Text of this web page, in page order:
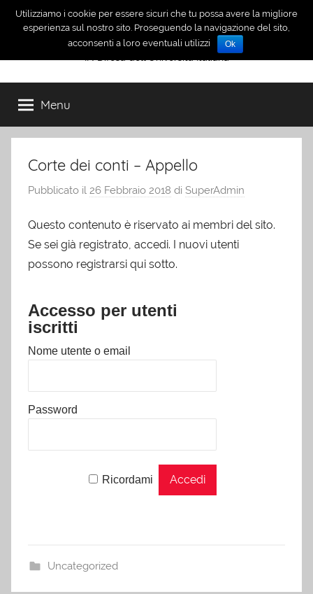
Salta
INDUI
Menu
Corte dei conti – Appello
Pubblicato il 26 Febbraio 2018 di SuperAdmin
Questo contenuto è riservato ai membri del sito.
Se sei già registrato, accedi. I nuovi utenti
possono registrarsi qui sotto.
Accesso per utenti
iscritti
Nome utente o email
Password
Ricordami
Uncategorized
Utilizziamo i cookie per essere sicuri che tu possa avere la migliore
esperienza sul nostro sito. Proseguendo la navigazione del sito,
acconsenti a loro eventuali utilizzi
Ok